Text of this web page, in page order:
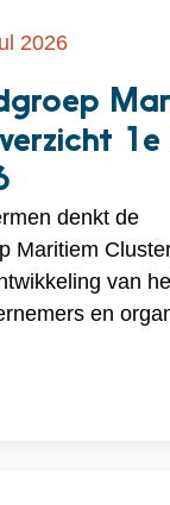
2026
denkt de
Maritiem
van
en